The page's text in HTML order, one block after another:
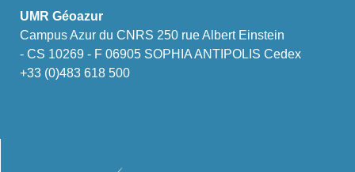
UMR Géoazur
Campus Azur du CNRS 250 rue Albert Einstein
- CS 10269 - F 06905 SOPHIA ANTIPOLIS Cedex
+33 (0)483 618 500